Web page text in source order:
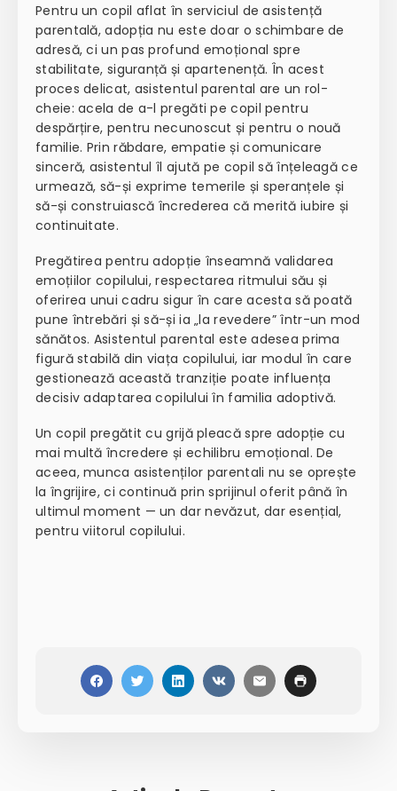
Pentru un copil aflat în serviciul de asistență
parentală, adopția nu este doar o schimbare de
adresă, ci un pas profund emoțional spre
stabilitate, siguranță și apartenență. În acest
proces delicat, asistentul parental are un rol-
cheie: acela de a-l pregăti pe copil pentru
despărțire, pentru necunoscut și pentru o nouă
familie. Prin răbdare, empatie și comunicare
sinceră, asistentul îl ajută pe copil să înțeleagă ce
urmează, să-și exprime temerile și speranțele și
să-și construiască încrederea că merită iubire și
continuitate.
Pregătirea pentru adopție înseamnă validarea
emoțiilor copilului, respectarea ritmului său și
oferirea unui cadru sigur în care acesta să poată
pune întrebări și să-și ia „la revedere” într-un mod
sănătos. Asistentul parental este adesea prima
figură stabilă din viața copilului, iar modul în care
gestionează această tranziție poate influența
decisiv adaptarea copilului în familia adoptivă.
Un copil pregătit cu grijă pleacă spre adopție cu
mai multă încredere și echilibru emoțional. De
aceea, munca asistenților parentali nu se oprește
la îngrijire, ci continuă prin sprijinul oferit până în
ultimul moment — un dar nevăzut, dar esențial,
pentru viitorul copilului.